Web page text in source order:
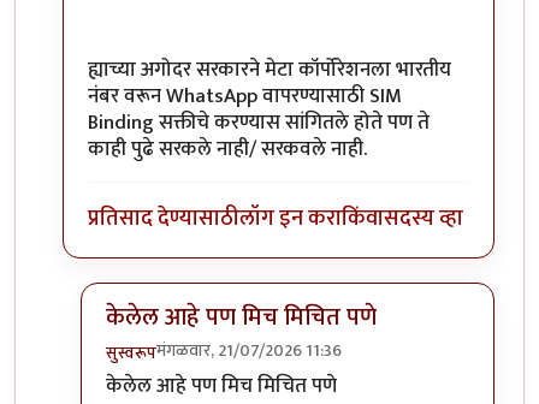
ह्याच्या अगोदर सरकारने मेटा कॉर्पोरेशनला भारतीय
नंबर वरून WhatsApp वापरण्यासाठी SIM
Binding सक्तीचे करण्यास सांगितले होते पण ते
काही पुढे सरकले नाही/ सरकवले नाही.
प्रतिसाद देण्यासाठीलॉग इन कराकिंवासदस्य व्हा
केलेल आहे पण मिच मिचित पणे
सुस्वरूपमंगळवार, 21/07/2026 11:36
In reply toभारत सरकारने व्हॉट्सऍप usernames
केलेल आहे पण मिच मिचित पणे